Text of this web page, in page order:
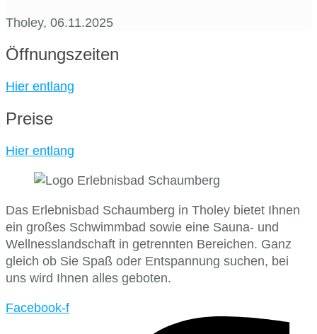
Tholey, 06.11.2025
Öffnungszeiten
Hier entlang
Preise
Hier entlang
Das Erlebnisbad Schaumberg in Tholey bietet Ihnen
ein großes Schwimmbad sowie eine Sauna- und
Wellnesslandschaft in getrennten Bereichen. Ganz
gleich ob Sie Spaß oder Entspannung suchen, bei
uns wird Ihnen alles geboten.
Facebook-f